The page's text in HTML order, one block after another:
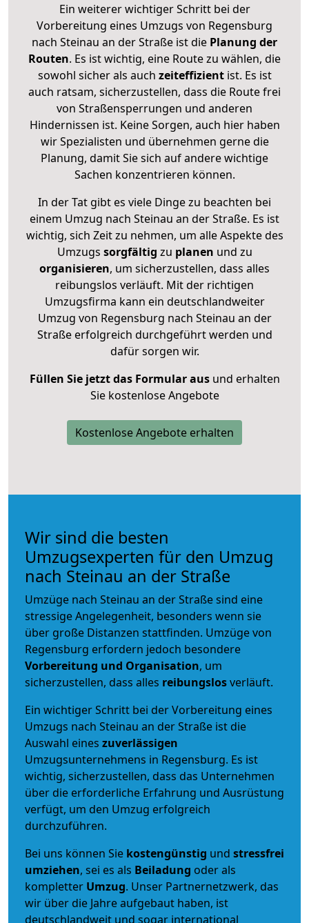
Ein weiterer wichtiger Schritt bei der
Vorbereitung eines Umzugs von Regensburg
nach Steinau an der Straße ist die Planung der
Routen. Es ist wichtig, eine Route zu wählen, die
sowohl sicher als auch zeiteffizientist. Es ist
auch ratsam, sicherzustellen, dass die Route frei
von Straßensperrungen und anderen
Hindernissen ist. Keine Sorgen, auch hier haben
wir Spezialisten und übernehmen gerne die
Planung, damit Sie sich auf andere wichtige
Sachen konzentrieren können.
In der Tat gibt es viele Dinge zu beachten bei
einem Umzug nach Steinau an der Straße. Es ist
wichtig, sich Zeit zu nehmen, um alle Aspekte des
Umzugs sorgfältig zu planen und zu
organisieren, um sicherzustellen, dass alles
reibungslos verläuft. Mit der richtigen
Umzugsfirma kann ein deutschlandweiter
Umzug von Regensburg nach Steinau an der
Straße erfolgreich durchgeführt werden und
dafür sorgen wir.
Füllen Sie jetzt das Formular ausund erhalten
Sie kostenlose Angebote
Kostenlose Angebote erhalten
Wir sind die besten
Umzugsexperten für den Umzug
nach Steinau an der Straße
Umzüge nach Steinau an der Straße sind eine
stressige Angelegenheit, besonders wenn sie
über große Distanzen stattfinden. Umzüge von
Regensburg erfordern jedoch besondere
Vorbereitung und Organisation, um
sicherzustellen, dass alles reibungslosverläuft.
Ein wichtiger Schritt bei der Vorbereitung eines
Umzugs nach Steinau an der Straße ist die
Auswahl eines zuverlässigen
Umzugsunternehmens in Regensburg. Es ist
wichtig, sicherzustellen, dass das Unternehmen
über die erforderliche Erfahrung und Ausrüstung
verfügt, um den Umzug erfolgreich
durchzuführen.
Bei uns können Sie kostengünstig und stressfrei
umziehen, sei es als Beiladung oder als
kompletter Umzug. Unser Partnernetzwerk, das
wir über die Jahre aufgebaut haben, ist
deutschlandweit und sogar international